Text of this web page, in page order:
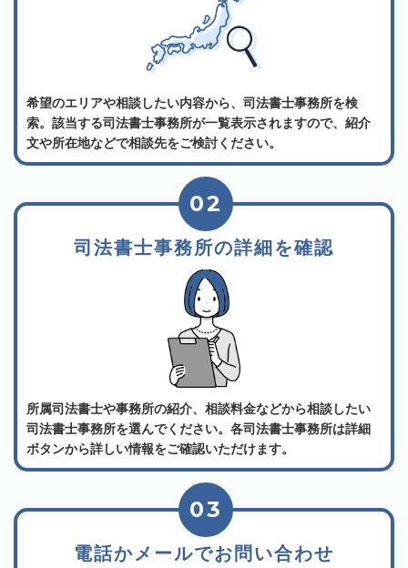
希望のエリアや相談したい内容から、司法書士事務所を検
索。該当する司法書士事務所が一覧表示されますので、紹介
文や所在地などで相談先をご検討ください。
司法書士事務所の詳細を確認
02
所属司法書士や事務所の紹介、相談料金などから相談したい
司法書士事務所を選んでください。各司法書士事務所は詳細
ボタンから詳しい情報をご確認いただけます。
電話かメールでお問い合わせ
03